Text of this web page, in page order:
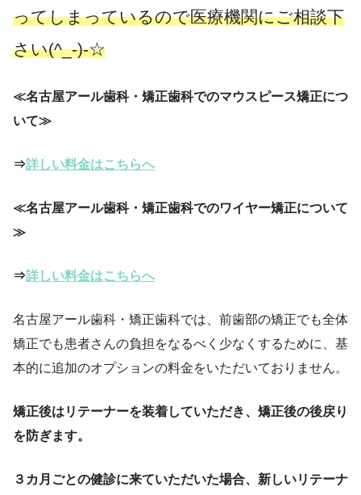
ってしまっているので医療機関にご相談下
さい(^_-)-☆
≪名古屋アール歯科・矯正歯科でのマウスピース矯正につ
いて≫
⇒詳しい料金はこちらへ
≪名古屋アール歯科・矯正歯科でのワイヤー矯正について
≫
⇒詳しい料金はこちらへ
名古屋アール歯科・矯正歯科では、前歯部の矯正でも全体
矯正でも患者さんの負担をなるべく少なくするために、基
本的に追加のオプションの料金をいただいておりません。
矯正後はリテーナーを装着していただき、矯正後の後戻り
を防ぎます。
３カ月ごとの健診に来ていただいた場合、新しいリテーナ